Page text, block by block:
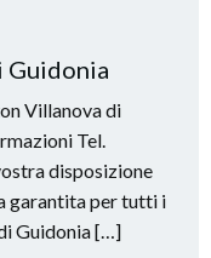
Guidonia
Villanova di
Tel.
disposizione
garantita per tutti i
Guidonia […]